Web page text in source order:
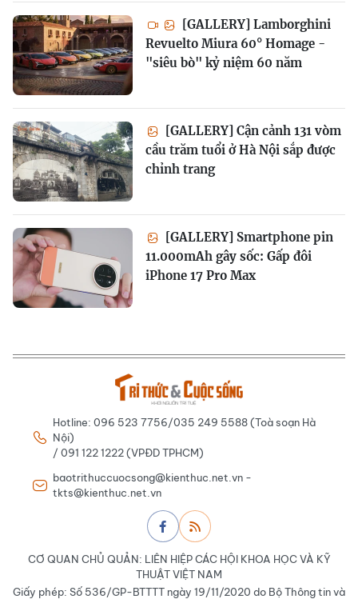
[GALLERY] Lamborghini
Revuelto Miura 60° Homage -
"siêu bò" kỷ niệm 60 năm
[GALLERY] Cận cảnh 131 vòm
cầu trăm tuổi ở Hà Nội sắp được
chỉnh trang
[GALLERY] Smartphone pin
11.000mAh gây sốc: Gấp đôi
iPhone 17 Pro Max
Hotline: 096 523 7756/035 249 5588 (Toà soạn Hà
Nội)
/ 091 122 1222 (VPĐD TPHCM)
baotrithuccuocsong@kienthuc.net.vn -
tkts@kienthuc.net.vn
CƠ QUAN CHỦ QUẢN: LIÊN HIỆP CÁC HỘI KHOA HỌC VÀ KỸ
THUẬT VIỆT NAM
Giấy phép: Số 536/GP-BTTTT ngày 19/11/2020 do Bộ Thông tin và